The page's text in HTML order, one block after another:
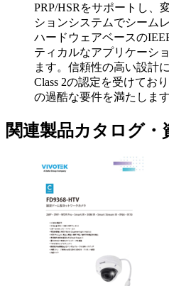
PRP/HSRをサポートし、
ションシステムでシーム
ハードウェアベースの
ティカルなアプリケーシ
ます。信頼性の高い設計
Class 2の認定を受けてお
の過酷な要件を満たします
関連製品カタログ・